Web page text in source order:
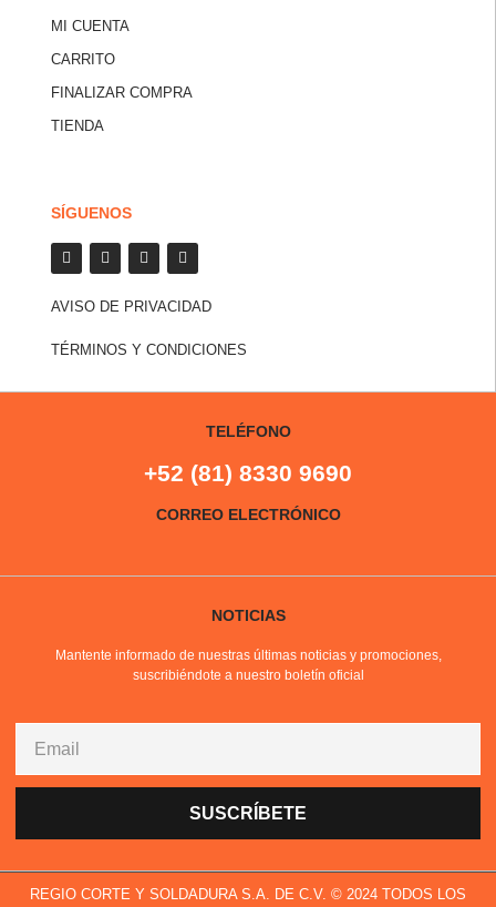
MI CUENTA
CARRITO
FINALIZAR COMPRA
TIENDA
SÍGUENOS
AVISO DE PRIVACIDAD
TÉRMINOS Y CONDICIONES
TELÉFONO
+52 (81) 8330 9690
CORREO ELECTRÓNICO
NOTICIAS
Mantente informado de nuestras últimas noticias y promociones,
suscribiéndote a nuestro boletín oficial
SUSCRÍBETE
REGIO CORTE Y SOLDADURA S.A. DE C.V. © 2024 TODOS LOS